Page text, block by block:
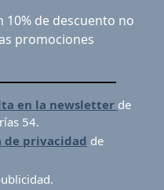
de descuento no
promociones
en la newsletter de
54.
de privacidad de